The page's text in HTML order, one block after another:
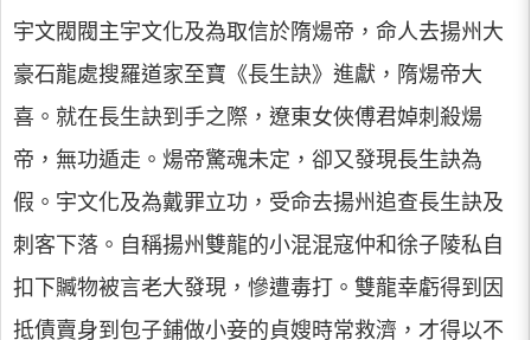
宇文閥閥主宇文化及為取信於隋煬帝，命人去揚州大
豪石龍處搜羅道家至寶《長生訣》進獻，隋煬帝大
喜。就在長生訣到手之際，遼東女俠傅君婥刺殺煬
帝，無功遁走。煬帝驚魂未定，卻又發現長生訣為
假。宇文化及為戴罪立功，受命去揚州追查長生訣及
刺客下落。自稱揚州雙龍的小混混寇仲和徐子陵私自
扣下贓物被言老大發現，慘遭毒打。雙龍幸虧得到因
抵債賣身到包子鋪做小妾的貞嫂時常救濟，才得以不